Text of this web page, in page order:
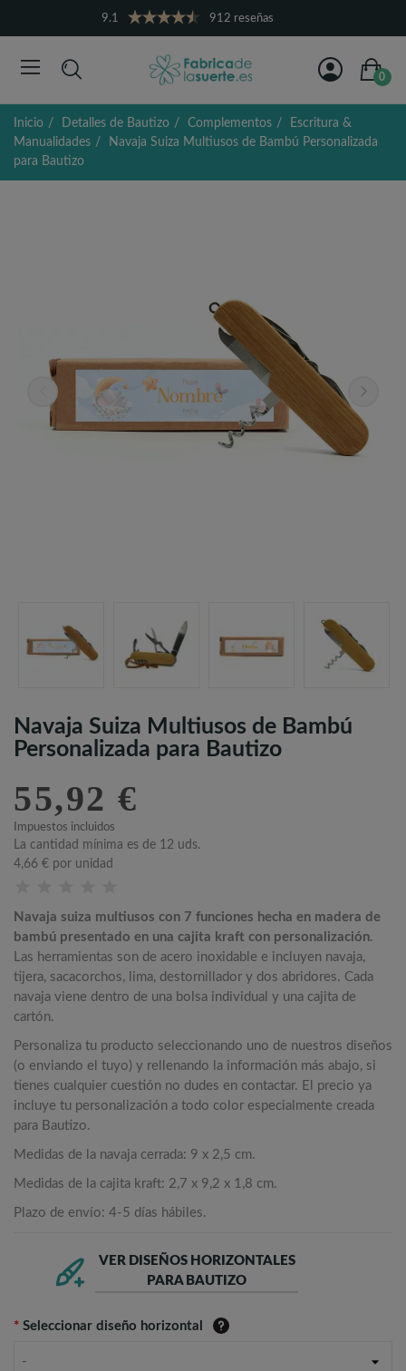
9.1 912 reseñas
0
Inicio Detalles de Bautizo Complementos
Escritura &
Manualidades
Navaja Suiza Multiusos de Bambú Personalizada
para Bautizo
Navaja Suiza Multiusos de Bambú
Personalizada para Bautizo
55,92 €
Impuestos incluidos
La cantidad mínima es de 12 uds.
4,66 € por unidad
Navaja suiza multiusos con 7 funciones hecha en madera de
bambú presentado en una cajita kraft con personalización.
Las herramientas son de acero inoxidable e incluyen navaja,
tijera, sacacorchos, lima, destornillador y dos abridores. Cada
navaja viene dentro de una bolsa individual y una cajita de
cartón.
Personaliza tu producto seleccionando uno de nuestros diseños
(o enviando el tuyo) y rellenando la información más abajo, si
tienes cualquier cuestión no dudes en contactar. El precio ya
incluye tu personalización a todo color especialmente creada
para Bautizo.
Medidas de la navaja cerrada: 9 x 2,5 cm.
Medidas de la cajita kraft: 2,7 x 9,2 x 1,8 cm.
Plazo de envío: 4-5 días hábiles.
VER DISEÑOS HORIZONTALES
PARA BAUTIZO
* Seleccionar diseño horizontal
-